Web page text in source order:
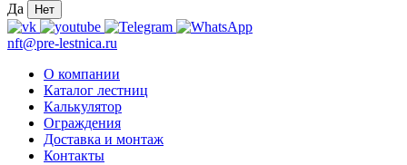
Да Нет
nft@pre-lestnica.ru
О компании
Каталог лестниц
Калькулятор
Ограждения
Доставка и монтаж
Контакты